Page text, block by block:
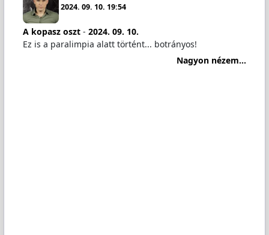
2024. 09. 10. 19:54
A kopasz oszt- 2024. 09. 10.
Ez is a paralimpia alatt történt... botrányos!
Nagyon nézem...